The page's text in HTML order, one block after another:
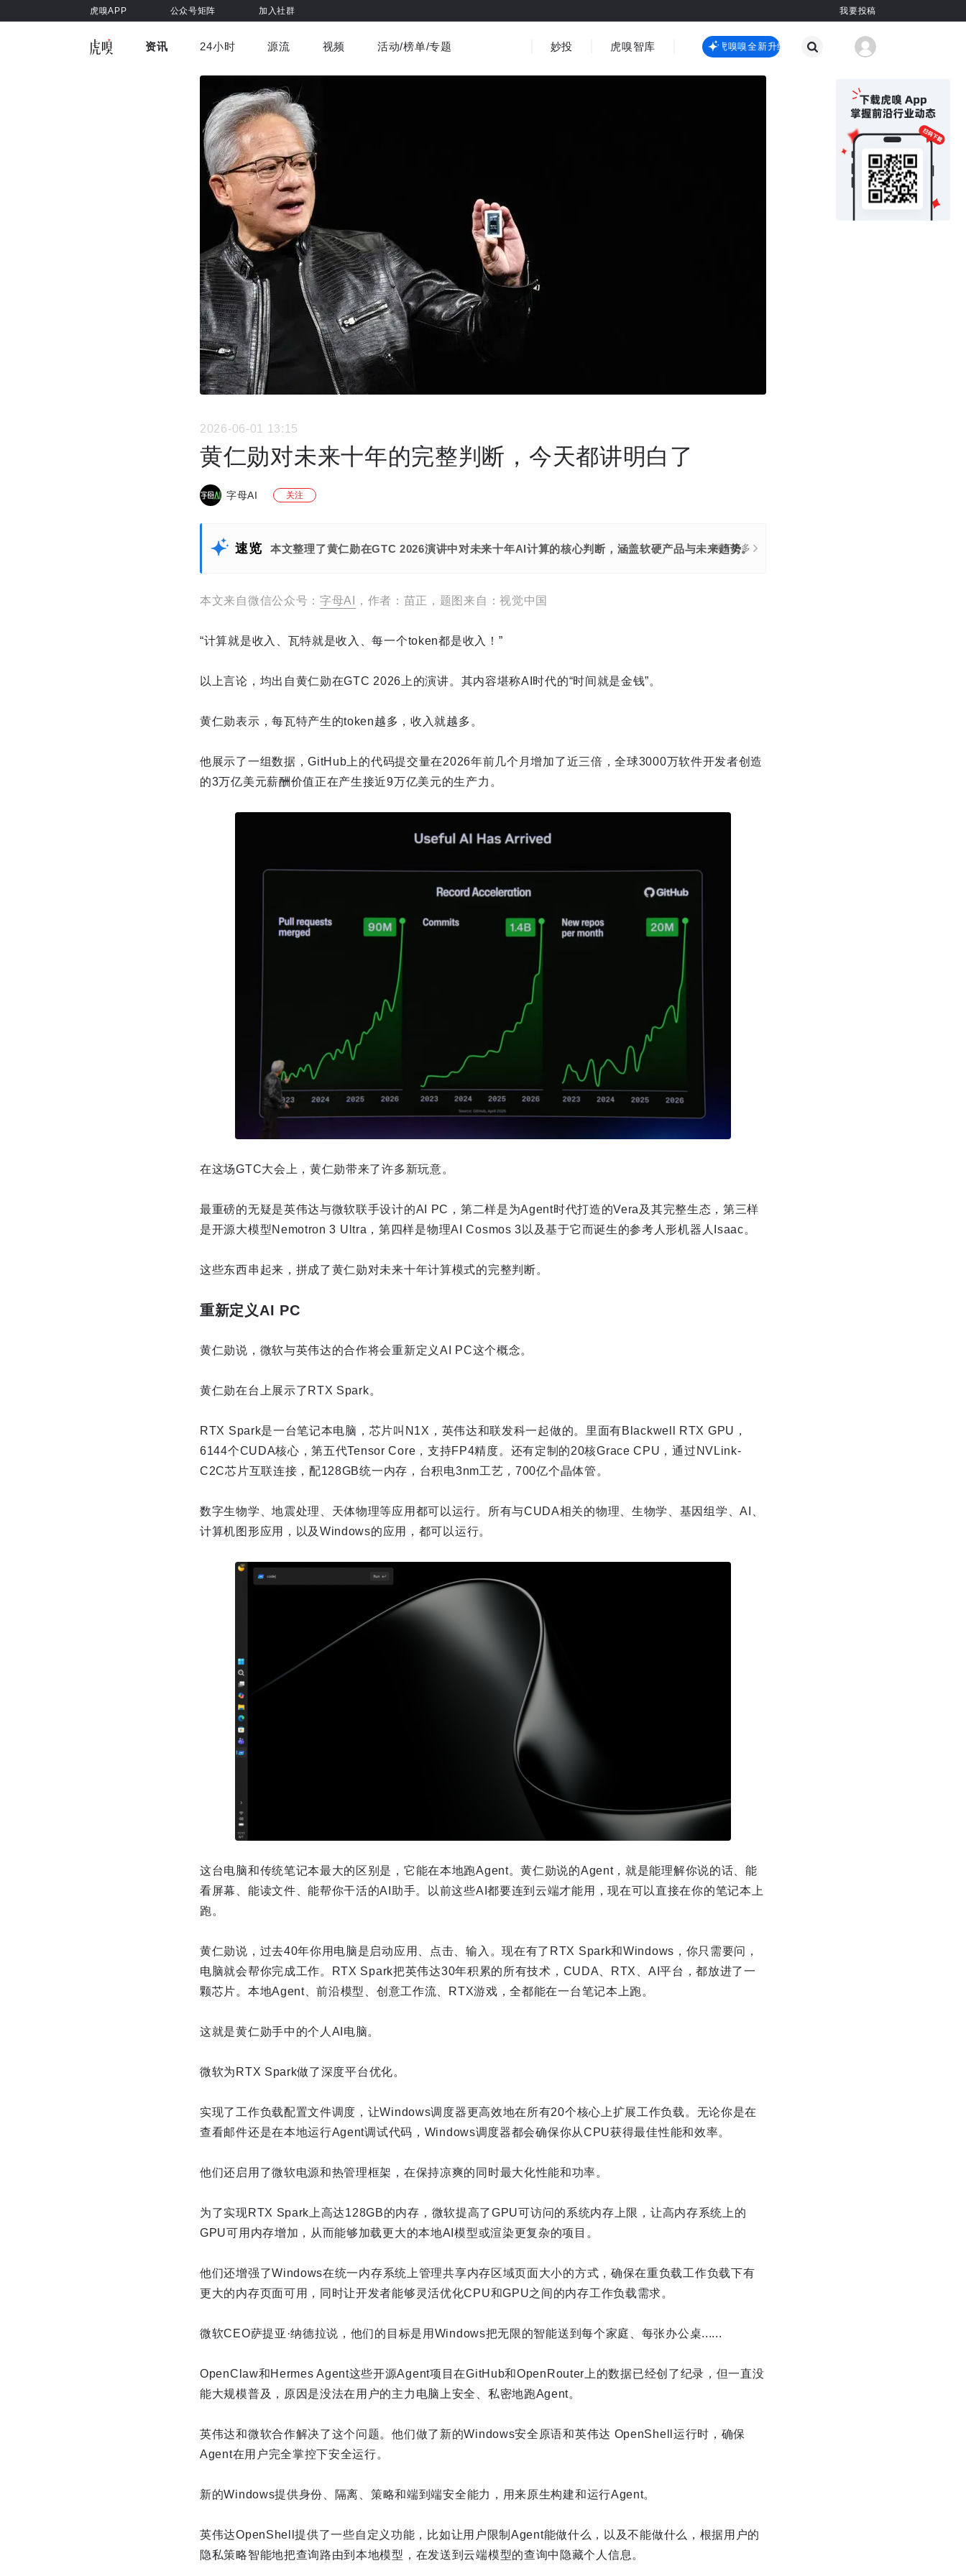
虎嗅APP 公众号矩阵 加入社群 我要投稿
资讯
车与出行 商业消费 社会文化 金融财经 出海
国际热点
健康
24小时 源流 视频
虎嗅视界
活动/榜单/专题 妙投 虎嗅智库 虎嗅嗅全新升级 虎嗅嗅全新升级
2026-06-01 13:15
黄仁勋对未来十年的完整判断，今天都讲明白了
字母AI 关注
速览 本文整理了黄仁勋在GTC 2026演讲中对未来十年AI计算的核心判断，涵盖软硬产品与未来趋势。
展开更多
本文来自微信公众号： 字母AI ，作者：苗正，题图来自：视觉中国
“计算就是收入、瓦特就是收入、每一个token都是收入！”
以上言论，均出自黄仁勋在GTC 2026上的演讲。其内容堪称AI时代的“时间就是金钱”。
黄仁勋表示，每瓦特产生的token越多，收入就越多。
他展示了一组数据，GitHub上的代码提交量在2026年前几个月增加了近三倍，全球3000万软件开发者创造
的3万亿美元薪酬价值正在产生接近9万亿美元的生产力。
在这场GTC大会上，黄仁勋带来了许多新玩意。
最重磅的无疑是英伟达与微软联手设计的AI PC，第二样是为Agent时代打造的Vera及其完整生态，第三样
是开源大模型Nemotron 3 Ultra，第四样是物理AI Cosmos 3以及基于它而诞生的参考人形机器人Isaac。
这些东西串起来，拼成了黄仁勋对未来十年计算模式的完整判断。
重新定义AI PC
黄仁勋说，微软与英伟达的合作将会重新定义AI PC这个概念。
黄仁勋在台上展示了RTX Spark。
RTX Spark是一台笔记本电脑，芯片叫N1X，英伟达和联发科一起做的。里面有Blackwell RTX GPU，
6144个CUDA核心，第五代Tensor Core，支持FP4精度。还有定制的20核Grace CPU，通过NVLink-
C2C芯片互联连接，配128GB统一内存，台积电3nm工艺，700亿个晶体管。
数字生物学、地震处理、天体物理等应用都可以运行。所有与CUDA相关的物理、生物学、基因组学、AI、
计算机图形应用，以及Windows的应用，都可以运行。
这台电脑和传统笔记本最大的区别是，它能在本地跑Agent。黄仁勋说的Agent，就是能理解你说的话、能
看屏幕、能读文件、能帮你干活的AI助手。以前这些AI都要连到云端才能用，现在可以直接在你的笔记本上
跑。
黄仁勋说，过去40年你用电脑是启动应用、点击、输入。现在有了RTX Spark和Windows，你只需要问，
电脑就会帮你完成工作。RTX Spark把英伟达30年积累的所有技术，CUDA、RTX、AI平台，都放进了一
颗芯片。本地Agent、前沿模型、创意工作流、RTX游戏，全都能在一台笔记本上跑。
这就是黄仁勋手中的个人AI电脑。
微软为RTX Spark做了深度平台优化。
实现了工作负载配置文件调度，让Windows调度器更高效地在所有20个核心上扩展工作负载。无论你是在
查看邮件还是在本地运行Agent调试代码，Windows调度器都会确保你从CPU获得最佳性能和效率。
他们还启用了微软电源和热管理框架，在保持凉爽的同时最大化性能和功率。
为了实现RTX Spark上高达128GB的内存，微软提高了GPU可访问的系统内存上限，让高内存系统上的
GPU可用内存增加，从而能够加载更大的本地AI模型或渲染更复杂的项目。
他们还增强了Windows在统一内存系统上管理共享内存区域页面大小的方式，确保在重负载工作负载下有
更大的内存页面可用，同时让开发者能够灵活优化CPU和GPU之间的内存工作负载需求。
微软CEO萨提亚·纳德拉说，他们的目标是用Windows把无限的智能送到每个家庭、每张办公桌......
OpenClaw和Hermes Agent这些开源Agent项目在GitHub和OpenRouter上的数据已经创了纪录，但一直没
能大规模普及，原因是没法在用户的主力电脑上安全、私密地跑Agent。
英伟达和微软合作解决了这个问题。他们做了新的Windows安全原语和英伟达 OpenShell运行时，确保
Agent在用户完全掌控下安全运行。
新的Windows提供身份、隔离、策略和端到端安全能力，用来原生构建和运行Agent。
英伟达OpenShell提供了一些自定义功能，比如让用户限制Agent能做什么，以及不能做什么，根据用户的
隐私策略智能地把查询路由到本地模型，在发送到云端模型的查询中隐藏个人信息。